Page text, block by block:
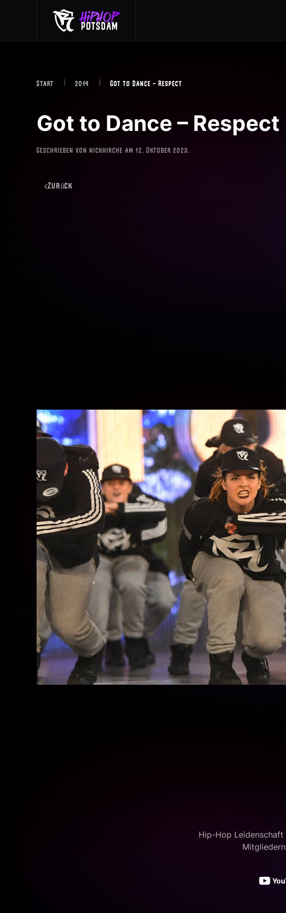
Skip to main content
Start 2014 Got to Dance – Respect
Got to Dance – Respect
Geschrieben von nickhirche am 12. Oktober 2023.
Zurück
Hip-Hop